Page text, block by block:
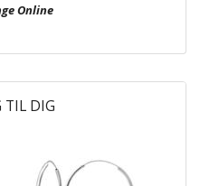
Online
TIL DIG